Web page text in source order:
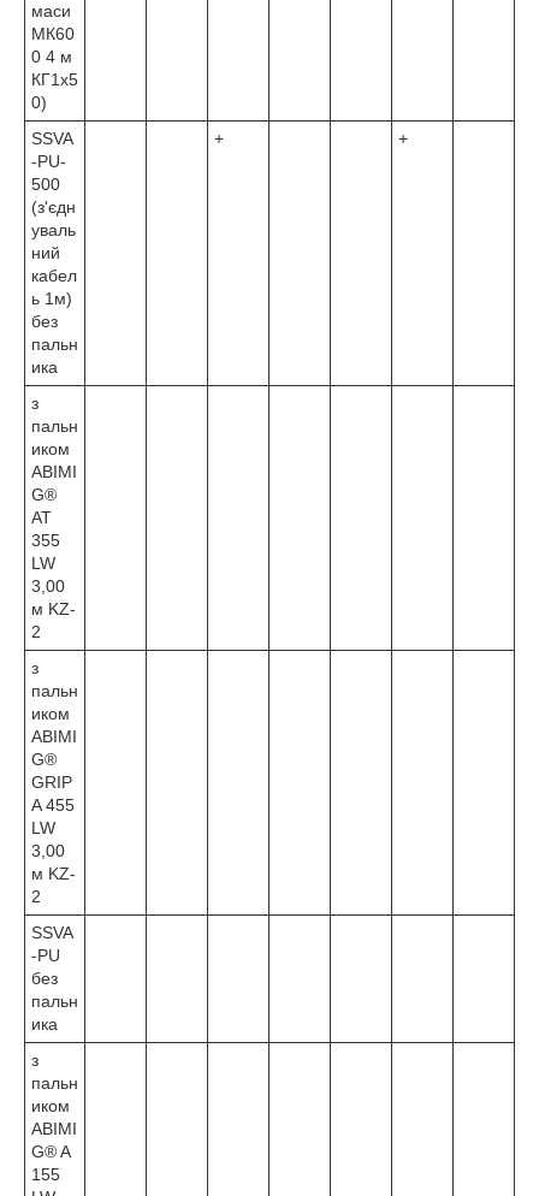
маси
МК60
0 4 м
КГ1х5
0)
SSVA
-PU-
500
(з'єдн
уваль
ний
кабел
ь 1м)
без
пальн
ика
+ +
з
пальн
иком
ABIMI
G®
AT
355
LW
3,00
м KZ-
2
з
пальн
иком
ABIMI
G®
GRIP
A 455
LW
3,00
м KZ-
2
SSVA
-PU
без
пальн
ика
з
пальн
иком
ABIMI
G® A
155